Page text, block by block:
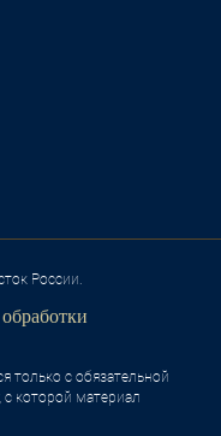
России.
только с обязательной
которой материал